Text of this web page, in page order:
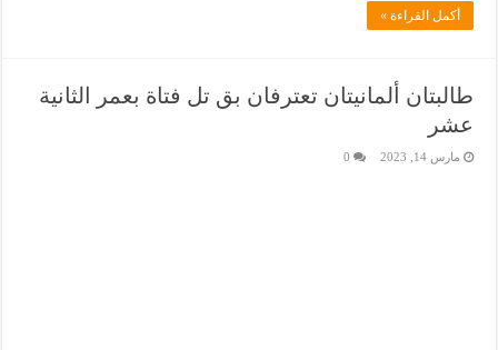
أكمل القراءة »
طالبتان ألمانيتان تعترفان بق تل فتاة بعمر الثانية
عشر
مارس 14, 2023 0